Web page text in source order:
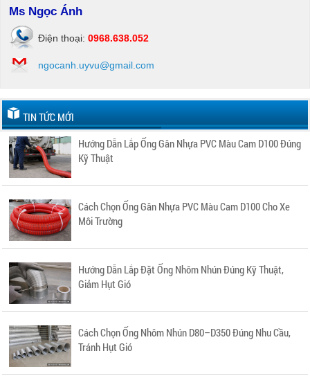
Ms Ngọc Ánh
Điện thoại: 0968.638.052
ngocanh.uyvu@gmail.com
TIN TỨC MỚI
Hướng Dẫn Lắp Ống Gân Nhựa PVC Màu Cam D100 Đúng
Kỹ Thuật
Cách Chọn Ống Gân Nhựa PVC Màu Cam D100 Cho Xe
Môi Trường
Hướng Dẫn Lắp Đặt Ống Nhôm Nhún Đúng Kỹ Thuật,
Giảm Hụt Gió
Cách Chọn Ống Nhôm Nhún D80–D350 Đúng Nhu Cầu,
Tránh Hụt Gió